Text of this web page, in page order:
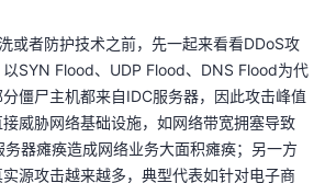
或者防护技术之前，先一起来看看DDoS攻
SYN Flood、UDP Flood、DNS Flood为代
僵尸主机都来自IDC服务器，因此攻击峰值
威胁网络基础设施，如网络带宽拥塞导致
器瘫痪造成网络业务大面积瘫痪；另一方
源攻击越来越多，典型代表如针对电子商